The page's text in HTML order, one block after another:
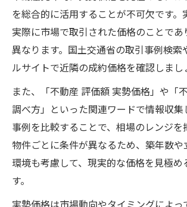
を総合的に活用することが不可欠です。
実際に市場で取引された価格のことで
異なります。国土交通省の取引事例検索
ルサイトで近隣の成約価格を確認しまし
また、「不動産 評価額 実勢価格」や「
調べ方」といった関連ワードで情報収集
事例を比較することで、相場のレンジを
物件ごとに条件が異なるため、築年数
環境も考慮して、現実的な価格を見極め
す。